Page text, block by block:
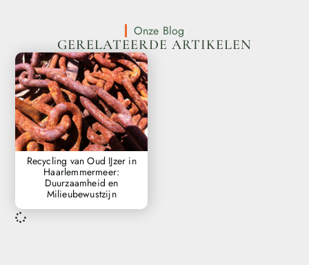
Onze Blog
GERELATEERDE ARTIKELEN
Recycling van Oud IJzer in
Haarlemmermeer:
Duurzaamheid en
Milieubewustzijn